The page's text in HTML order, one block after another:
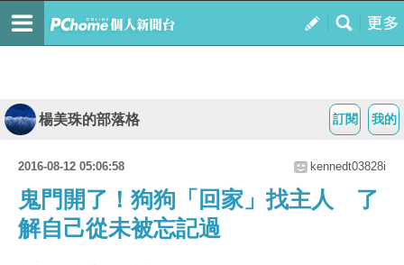
我的
訂閱
楊美珠的部落格
2016-08-12 05:06:58 kennedt03828i
鬼門開了！狗狗「回家」找主人 了
解自己從未被忘記過